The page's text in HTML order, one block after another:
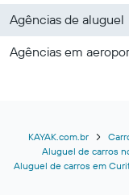
Agências de aluguel
Agências em
KAYAK.com.br
Aluguel de carros
Aluguel de carros em